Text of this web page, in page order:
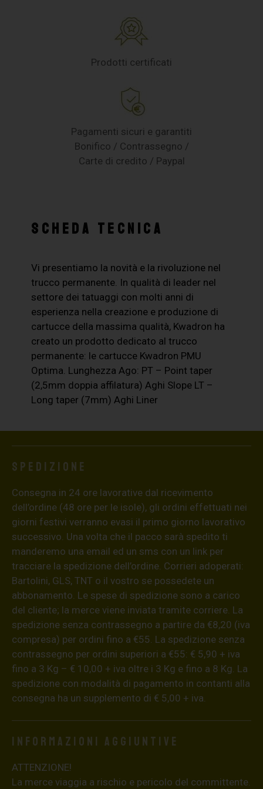
Prodotti certificati
Pagamenti sicuri e garantiti
Bonifico / Contrassegno /
Carte di credito / Paypal
SCHEDA TECNICA
Vi presentiamo la novità e la rivoluzione nel
trucco permanente. In qualità di leader nel
settore dei tatuaggi con molti anni di
esperienza nella creazione e produzione di
cartucce della massima qualità, Kwadron ha
creato un prodotto dedicato al trucco
permanente: le cartucce Kwadron PMU
Optima. Lunghezza Ago: PT – Point taper
(2,5mm doppia affilatura) Aghi Slope LT –
Long taper (7mm) Aghi Liner
Spedizione
Consegna in 24 ore lavorative dal ricevimento
dell’ordine (48 ore per le isole), gli ordini effettuati nei
giorni festivi verranno evasi il primo giorno lavorativo
successivo. Una volta che il pacco sarà spedito ti
manderemo una email ed un sms con un link per
tracciare la spedizione dell’ordine. Corrieri adoperati:
Bartolini, GLS, TNT o il vostro se possedete un
abbonamento. Le spese di spedizione sono a carico
del cliente; la merce viene inviata tramite corriere. La
spedizione senza contrassegno a partire da €8,20 (iva
compresa) per ordini fino a €55. La spedizione senza
contrassegno per ordini superiori a €55: € 5,90 + iva
fino a 3 Kg – € 10,00 + iva oltre i 3 Kg e fino a 8 Kg. La
spedizione con modalità di pagamento in contanti alla
consegna ha un supplemento di € 5,00 + iva.
Informazioni aggiuntive
ATTENZIONE!
La merce viaggia a rischio e pericolo del committente.